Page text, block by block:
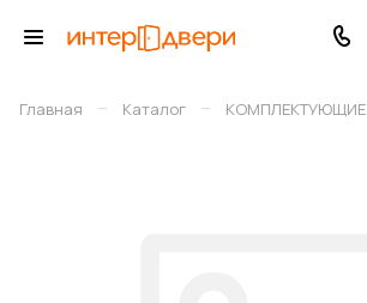
Главная – Каталог – КОМПЛЕКТУЮЩИЕ